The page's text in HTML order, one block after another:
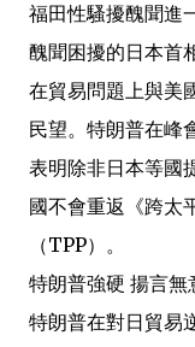
福田性騷擾醜聞進
醜聞困擾的日本首
在貿易問題上與美
民望。特朗普在峰
表明除非日本等國
國不會重返《跨太
（TPP）。
特朗普強硬 揚言無
特朗普在對日貿易